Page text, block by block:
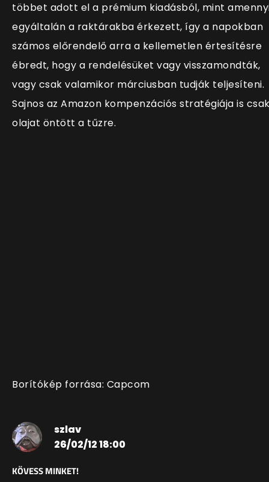
többet adott el a prémium kiadásból, mint
egyáltalán a raktárakba érkezett, így a napokban
számos előrendelő arra a kellemetlen értesítésre
ébredt, hogy a rendelésüket vagy visszamondták,
vagy csak valamikor márciusban tudják teljesíteni.
Sajnos az Amazon kompenzációs stratégiája is
olajat öntött a tűzre.
Borítókép forrása: Capcom
szlav
26/02/12 18:00
KÖVESS MINKET!